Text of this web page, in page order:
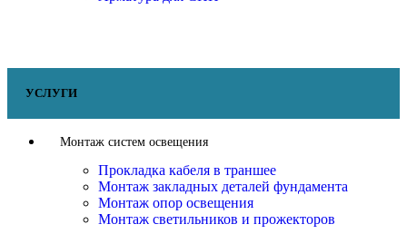
УСЛУГИ
Монтаж систем освещения
Прокладка кабеля в траншее
Монтаж закладных деталей фундамента
Монтаж опор освещения
Монтаж светильников и прожекторов